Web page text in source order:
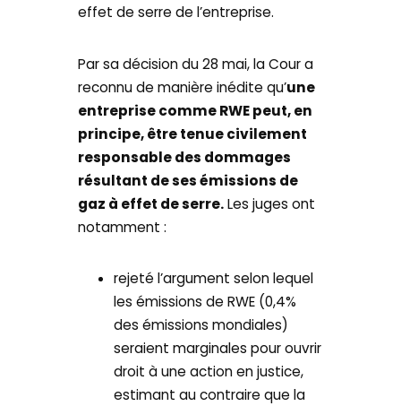
effet de serre de l’entreprise.
Par sa décision du 28 mai, la Cour a
reconnu de manière inédite qu’une
entreprise comme RWE peut, en
principe, être tenue civilement
responsable des dommages
résultant de ses émissions de
gaz à effet de serre.Les juges ont
notamment :
rejeté l’argument selon lequel
les émissions de RWE (0,4%
des émissions mondiales)
seraient marginales pour ouvrir
droit à une action en justice,
estimant au contraire que la